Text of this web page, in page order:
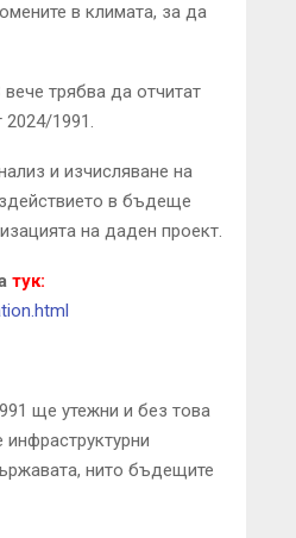
в климата, за да
трябва да отчитат
2024/1991.
и изчисляване на
в бъдеще
на даден проект.
тук:
ще утежни и без това
нито бъдещите